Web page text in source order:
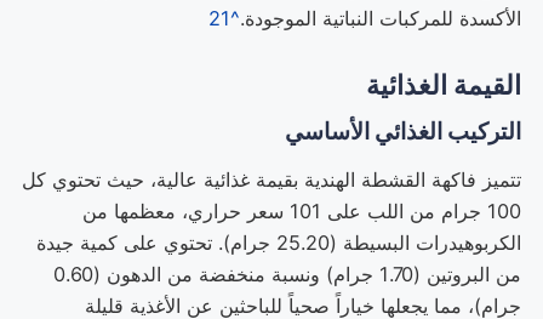
الأكسدة للمركبات النباتية الموجودة.^21
القيمة الغذائية
التركيب الغذائي الأساسي
تتميز فاكهة القشطة الهندية بقيمة غذائية عالية، حيث تحتوي كل
100 جرام من اللب على 101 سعر حراري، معظمها من
الكربوهيدرات البسيطة (25.20 جرام). تحتوي على كمية جيدة
من البروتين (1.70 جرام) ونسبة منخفضة من الدهون (0.60
جرام)، مما يجعلها خياراً صحياً للباحثين عن الأغذية قليلة